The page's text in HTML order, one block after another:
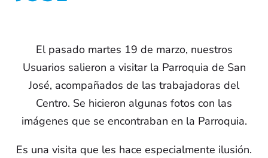
El pasado martes 19 de marzo, nuestros
Usuarios salieron a visitar la Parroquia de San
José, acompañados de las trabajadoras del
Centro. Se hicieron algunas fotos con las
imágenes que se encontraban en la Parroquia.
Es una visita que les hace especialmente ilusión.